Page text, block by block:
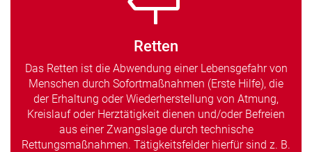
Retten
Das Retten ist die Abwendung einer Lebensgefahr von
Menschen durch Sofortmaßnahmen (Erste Hilfe), die
der Erhaltung oder Wiederherstellung von Atmung,
Kreislauf oder Herztätigkeit dienen und/oder Befreien
aus einer Zwangslage durch technische
Rettungsmaßnahmen. Tätigkeitsfelder hierfür sind z. B.